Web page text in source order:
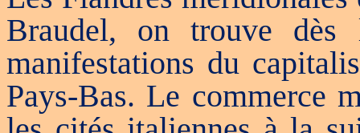
Braudel, on trouve dès
manifestations du
Pays-Bas. Le commerce